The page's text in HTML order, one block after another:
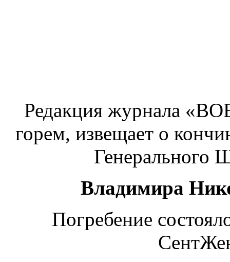
Редакция журнала
горем, извещает о
Генерального
Владимира
Погребение